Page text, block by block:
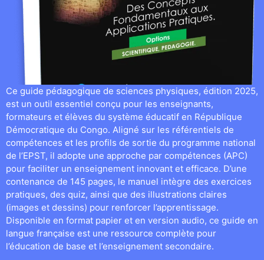
Ce guide pédagogique de sciences physiques, édition 2025,
est un outil essentiel conçu pour les enseignants,
formateurs et élèves du système éducatif en République
Démocratique du Congo. Aligné sur les référentiels de
compétences et les profils de sortie du programme national
de l’EPST, il adopte une approche par compétences (APC)
pour faciliter un enseignement innovant et efficace. D’une
contenance de 145 pages, le manuel intègre des exercices
pratiques, des quiz, ainsi que des illustrations claires
(images et dessins) pour renforcer l’apprentissage.
Disponible en format papier et en version audio, ce guide en
langue française est une ressource complète pour
l’éducation de base et l’enseignement secondaire.